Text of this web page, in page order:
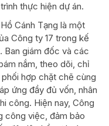
thực hiện dự án.
Cánh Tạng là một
Công ty 17 trong kế
Ban giám đốc và các
nắm, theo dõi, chỉ
hợp chặt chẽ cùng
ứng đầy đủ vốn, nhân
công. Hiện nay, Công
công việc, đảm bảo